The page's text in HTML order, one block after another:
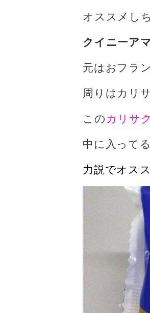
オススメし
クイニー
元はおフラ
周りはカリ
この カリサク
中に入って
力説でオス